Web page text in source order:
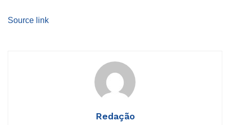
Source link
Redação